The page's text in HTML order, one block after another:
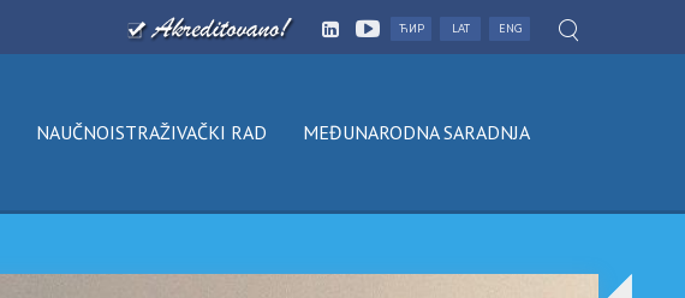
ЋИР LAT ENG
NAUČNOISTRAŽIVAČKI RAD MEĐUNARODNA SARADNJA